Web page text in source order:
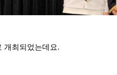
개최되었는데요.